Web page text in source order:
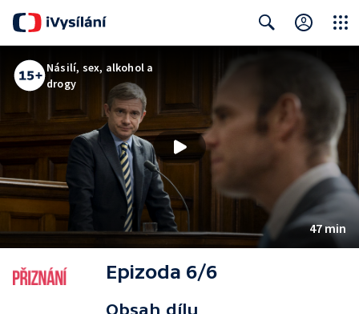
Násilí, sex, alkohol a
drogy
47 min
Epizoda 6/6
Obsah dílu